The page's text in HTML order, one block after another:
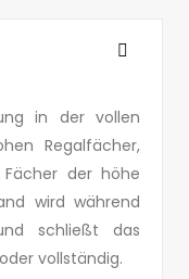
in der vollen
Regalfächer,
der höhe
wird während
schließt das
vollständig.